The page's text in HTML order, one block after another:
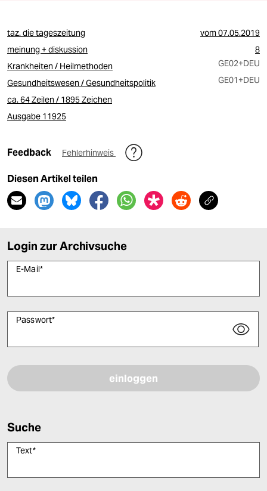
taz. die tageszeitung vom07.05.2019
meinung + diskussion
8
Krankheiten / Heilmethoden
GE02+DEU
Gesundheitswesen / Gesundheitspolitik
GE01+DEU
ca. 64 Zeilen / 1895 Zeichen
Ausgabe 11925
Feedback Fehlerhinweis
Diesen Artikel teilen
Login zur Archivsuche
E-Mail*
Passwort*
Suche
Text*